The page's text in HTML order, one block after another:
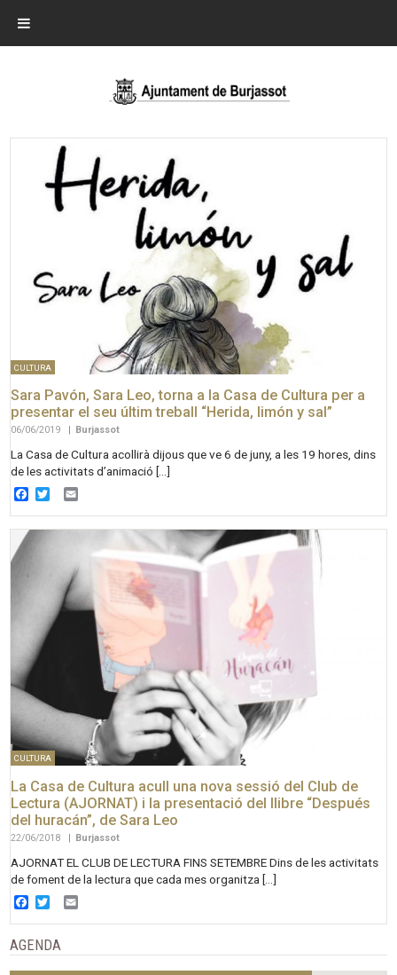
CULTURA
Sara Pavón, Sara Leo, torna a la Casa de Cultura per a
presentar el seu últim treball “Herida, limón y sal”
06/06/2019 Burjassot
La Casa de Cultura acollirà dijous que ve 6 de juny, a les 19 hores, dins
de les activitats d’animació […]
Facebook
Twitter
CULTURA
La Casa de Cultura acull una nova sessió del Club de
Lectura (AJORNAT) i la presentació del llibre “Después
del huracán”, de Sara Leo
22/06/2018 | Burjassot
AJORNAT EL CLUB DE LECTURA FINS SETEMBRE Dins de les activitats
de foment de la lectura que cada mes organitza […]
Facebook
Twitter
AGENDA